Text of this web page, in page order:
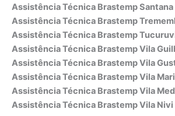
Assistência Técnica Brastemp Santana
Assistência Técnica Brastemp
Assistência Técnica Brastemp
Assistência Técnica Brastemp Vila
Assistência Técnica Brastemp Vila
Assistência Técnica Brastemp Vila
Assistência Técnica Brastemp Vila
Assistência Técnica Brastemp Vila Nivi